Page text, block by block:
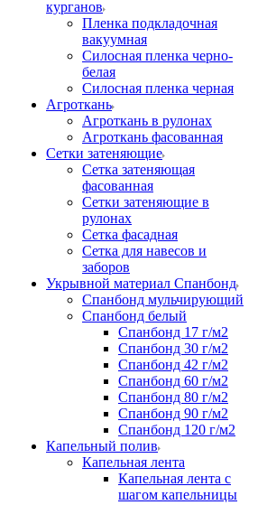
курганов
Пленка подкладочная
вакуумная
Силосная пленка черно-
белая
Силосная пленка черная
Агроткань
Агроткань в рулонах
Агроткань фасованная
Сетки затеняющие
Сетка затеняющая
фасованная
Сетки затеняющие в
рулонах
Сетка фасадная
Сетка для навесов и
заборов
Укрывной материал Спанбонд
Спанбонд мульчирующий
Спанбонд белый
Спанбонд 17 г/м2
Спанбонд 30 г/м2
Спанбонд 42 г/м2
Спанбонд 60 г/м2
Спанбонд 80 г/м2
Спанбонд 90 г/м2
Спанбонд 120 г/м2
Капельный полив
Капельная лента
Капельная лента с
шагом капельницы